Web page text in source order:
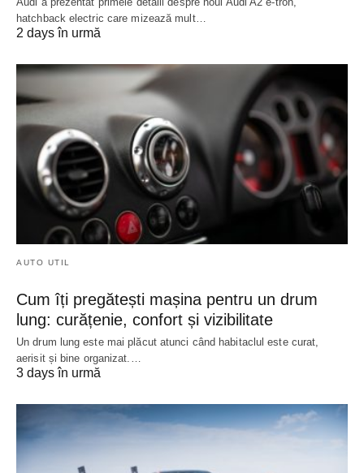
hatchback electric care mizează mult…
2 days în urmă
AUTO UTIL
Cum îți pregătești mașina pentru un drum
lung: curățenie, confort și vizibilitate
Un drum lung este mai plăcut atunci când habitaclul este curat,
aerisit și bine organizat.…
3 days în urmă